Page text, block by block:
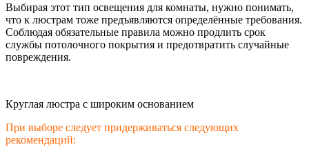
Выбирая этот тип освещения для комнаты, нужно понимать,
что к люстрам тоже предъявляются определённые требования.
Соблюдая обязательные правила можно продлить срок
службы потолочного покрытия и предотвратить случайные
повреждения.
Круглая люстра с широким основанием
При выборе следует придерживаться следующих
рекомендаций: